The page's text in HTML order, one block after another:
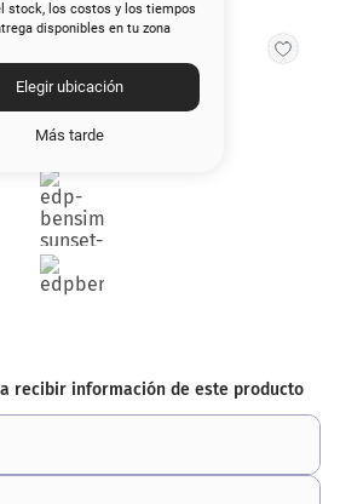
stock, los costos y los tiempos
disponibles en tu zona
Elegir ubicación
Más tarde